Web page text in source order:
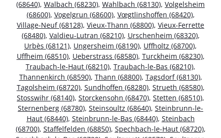
(68640), Walbach (68230), Wahlbach (68130), Volgelsheim
(68600), Vogelgrun (68600), Vœgtlinshoffen (68420),
Village-Neuf (68128), Vieux-Thann (68800), Vieux-Ferrette
(68480), Valdieu-Lutran (68210), Urschenheim (68320),
Urbès (68121), Ungersheim (68190), Uffholtz (68700),
Uffheim (68510), Ueberstrass (68580), Turckheim (68230),
Traubach-le-Haut (68210), Traubach-le-Bas (68210),
Thannenkirch (68590), Thann (68800), Tagsdorf (68130),
Tagolsheim (68720), Sundhoffen (68280), Strueth (68580),
Stosswihr (68140), Storckensohn (68470), Stetten (68510),
Sternenberg (68780), Steinsoultz (68640), Steinbrunn-le-
Haut (68440), Steinbrunn-le-Bas (68440), Steinbach
(68700), Staffelfelden (68850), Spechbach-le-Haut (68720),